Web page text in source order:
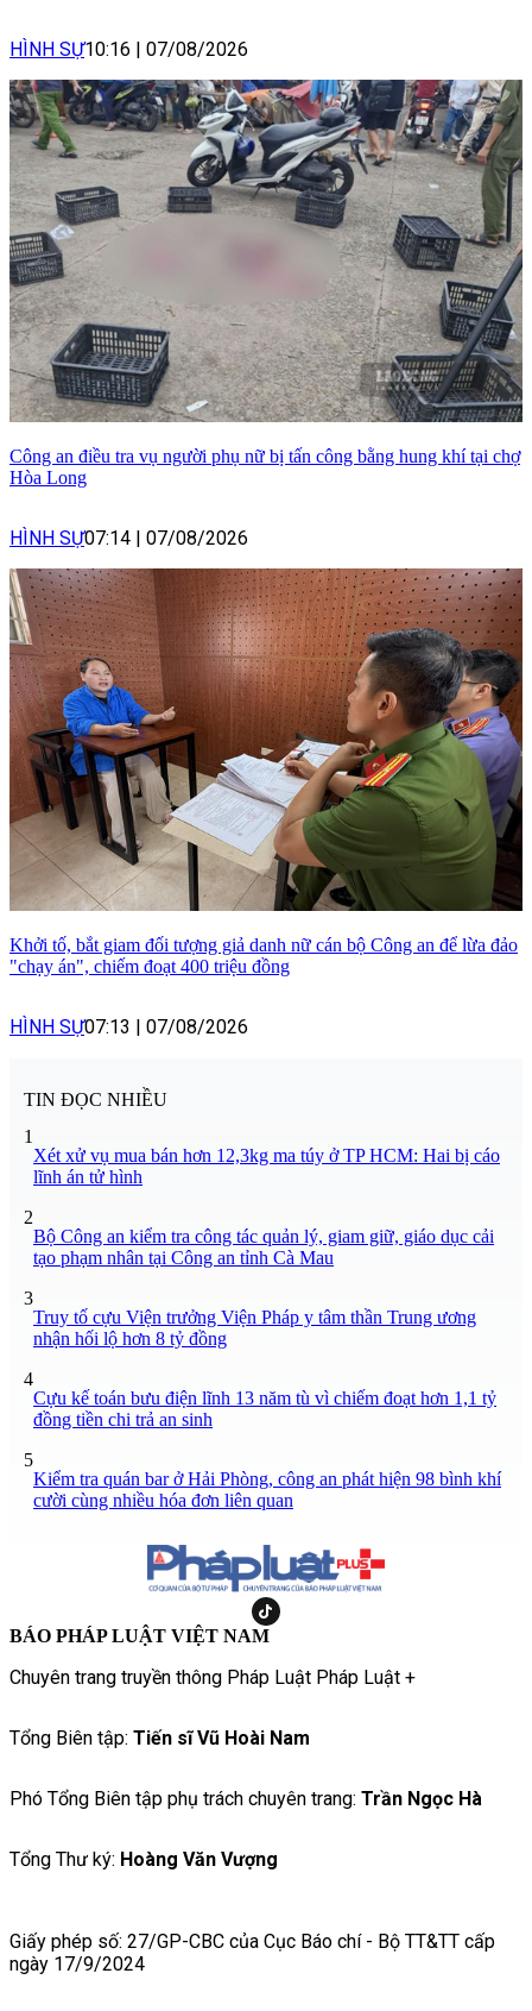
HÌNH SỰ10:16 07/08/2026
Công an điều tra vụ người phụ nữ bị tấn công bằng hung khí tại chợ
Hòa Long
HÌNH SỰ07:14 07/08/2026
Khởi tố, bắt giam đối tượng giả danh nữ cán bộ Công an để lừa đảo
"chạy án", chiếm đoạt 400 triệu đồng
HÌNH SỰ07:13 07/08/2026
TIN ĐỌC NHIỀU
1
Xét xử vụ mua bán hơn 12,3kg ma túy ở TP HCM: Hai bị cáo
lĩnh án tử hình
2
Bộ Công an kiểm tra công tác quản lý, giam giữ, giáo dục cải
tạo phạm nhân tại Công an tỉnh Cà Mau
3
Truy tố cựu Viện trưởng Viện Pháp y tâm thần Trung ương
nhận hối lộ hơn 8 tỷ đồng
4
Cựu kế toán bưu điện lĩnh 13 năm tù vì chiếm đoạt hơn 1,1 tỷ
đồng tiền chi trả an sinh
5
Kiểm tra quán bar ở Hải Phòng, công an phát hiện 98 bình khí
cười cùng nhiều hóa đơn liên quan
BÁO PHÁP LUẬT VIỆT NAM
Chuyên trang truyền thông Pháp Luật Pháp Luật +
Tổng Biên tập: Tiến sĩ Vũ Hoài Nam
Phó Tổng Biên tập phụ trách chuyên trang: Trần Ngọc Hà
Tổng Thư ký: Hoàng Văn Vượng
Giấy phép số: 27/GP-CBC của Cục Báo chí - Bộ TT&TT cấp
ngày 17/9/2024